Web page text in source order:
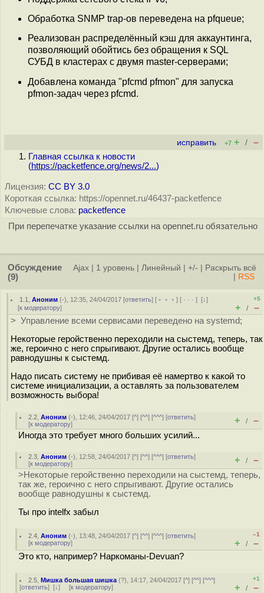
Обработка SNMP trap-ов переведена на pfqueue;
Реализован распределённый кэш для аккаунтинга,
позволяющий обойтись без обращения к SQL
СУБД в кластерах с двумя master-серверами;
Добавлена команда "pfcmd pfmon" для запуска
pfmon-задач через pfcmd.
исправить +7 + / –
Главная ссылка к новости
(https://packetfence.org/news/2...)
Лицензия: CC BY 3.0
Короткая ссылка: https://opennet.ru/46437-packetfence
Ключевые слова: packetfence
При перепечатке указание ссылки на opennet.ru обязательно
Обсуждение
(9)
Ajax 1 уровень Линейный +/-
Раскрыть всё
RSS
1.1 ,Аноним (-), 12:35, 24/04/2017 [ответить] [ ﹢﹢﹢] [ · · ·][↓]
[к модератору]
+5
+ / –
> Управление всеми сервисами переведено на systemd;
Некоторые геройственно переходили на сыстемд, теперь, так
же, героично с него спрыгивают. Другие остались вообще
равнодушны к сыстемд.
Надо писать систему не прибивая её намертво к какой то
системе инициализации, а оставлять за пользователем
возможность выбора!
2.2 ,Аноним (-), 12:46, 24/04/2017 [^] [^^] [^^^] [ответить]
[к модератору] + / –
Иногда это требует много больших усилий...
2.3 ,Аноним (-), 12:58, 24/04/2017 [^] [^^] [^^^] [ответить]
[к модератору] + / –
>Некоторые геройственно переходили на сыстемд, теперь,
так же, героично с него спрыгивают. Другие остались
вообще равнодушны к сыстемд.
Ты про intelfx забыл
2.4 ,Аноним (-), 13:48, 24/04/2017 [^] [^^] [^^^] [ответить]
[к модератору]
–1
+ / –
Это кто, например? Наркоманы-Devuan?
2.5 ,Мишка большая шишка (?), 14:17, 24/04/2017 [^] [^^] [^^^]
[ответить] [↓] [к модератору]
+1
+ / –